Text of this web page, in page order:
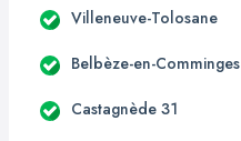
Villeneuve-Tolosane
Belbèze-en-Comminges
Castagnède 31